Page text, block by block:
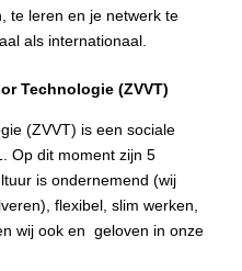
te leren en je netwerk te
als internationaal.
Technologie (ZVVT)
(ZVVT) is een sociale
Op dit moment zijn 5
is ondernemend (wij
flexibel, slim werken,
wij ook en geloven in onze